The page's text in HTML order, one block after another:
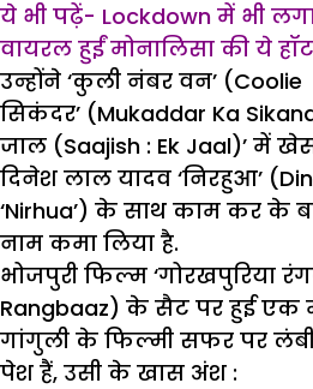
ये भी पढ़ें- Lockdown में भी
वायरल हुईं मोनालिसा की ये
उन्होंने ‘कुली नंबर वन’ (Coolie
सिकंदर’ (Mukaddar Ka
जाल (Saajish : Ek Jaal)’ में
दिनेश लाल यादव ‘निरहुआ’
‘Nirhua’) के साथ काम कर के
नाम कमा लिया है.
भोजपुरी फिल्म ‘गोरखपुरिया
Rangbaaz) के सैट पर हुई एक
गांगुली के फिल्मी सफर पर लंबी
पेश हैं, उसी के खास अंश :